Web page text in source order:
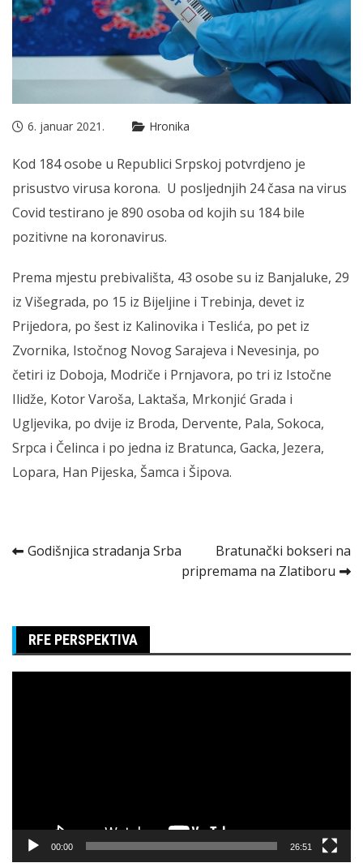
6. januar 2021. Hronika
Кod 184 osobe u Republici Srpskoj potvrdjeno je
prisustvo virusa korona. U posljednjih 24 časa na virus
Covid testirano je 890 osoba od kojih su 184 bile
pozitivne na koronavirus.
Prema mjestu prebivališta, 43 osobe su iz Banjaluke, 29
iz Višegrada, po 15 iz Bijeljine i Trebinja, devet iz
Prijedora, po šest iz Кalinovika i Teslića, po pet iz
Zvornika, Istočnog Novog Sarajeva i Nevesinja, po
četiri iz Doboja, Modriče i Prnjavora, po tri iz Istočne
Ilidže, Кotor Varoša, Laktaša, Mrkonjić Grada i
Ugljevika, po dvije iz Broda, Dervente, Pala, Sokoca,
Srpca i Čelinca i po jedna iz Bratunca, Gacka, Jezera,
Lopara, Han Pijeska, Šamca i Šipova.
Kretanje
Godišnjica stradanja Srba
Bratunački bokseri na
pripremama na Zlatiboru
RFE PERSPEKTIVA
00:00 26:51